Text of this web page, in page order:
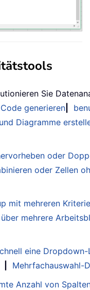
Sie
Code generieren
Diagramme
oder
oder Zellen
mit mehreren
mehrere
eine
Mehrfachauswahl-
Anzahl von